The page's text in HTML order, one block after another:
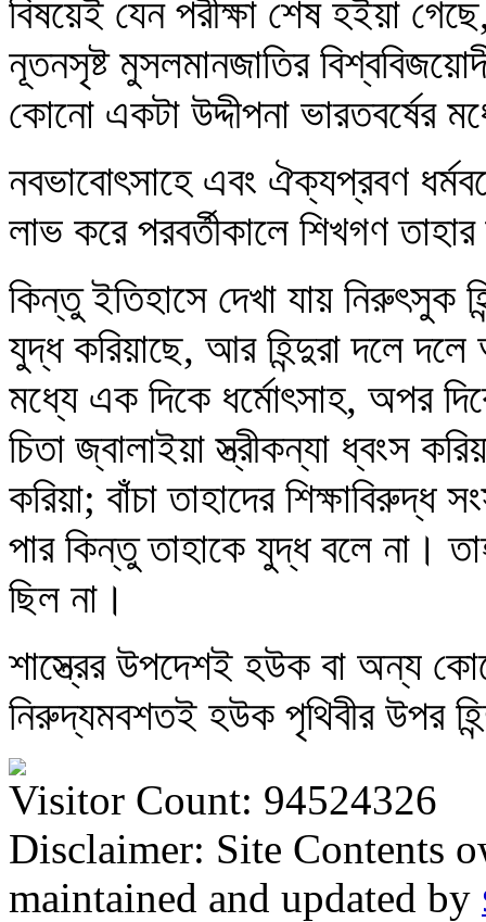
বিষয়েই যেন পরীক্ষা শেষ হইয়া
নূতনসৃষ্ট মুসলমানজাতির
কোনো একটা উদ্দীপনা ভারতবর্ষের
নবভাবোৎসাহে এবং ঐক্যপ্রবণ
লাভ করে পরবর্তীকালে শিখগণ
কিন্তু ইতিহাসে দেখা যায় নিরুৎসুক
যুদ্ধ করিয়াছে, আর হিন্দুরা দলে
মধ্যে এক দিকে ধর্মোৎসাহ, অপর
চিতা জ্বালাইয়া স্ত্রীকন্যা ধ্বংস
করিয়া; বাঁচা তাহাদের শিক্ষাবিরুদ্ধ
পার কিন্তু তাহাকে যুদ্ধ বলে না।
ছিল না।
শাস্ত্রের উপদেশই হউক বা অন্য
নিরুদ্যমবশতই হউক পৃথিবীর উপর
Visitor Count: 94524326
Disclaimer: Site Contents
maintained and updated by